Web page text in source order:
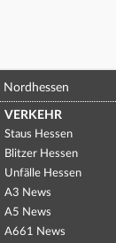
Nordhessen
VERKEHR
Staus Hessen
Blitzer Hessen
Unfälle Hessen
A3 News
A5 News
A661 News